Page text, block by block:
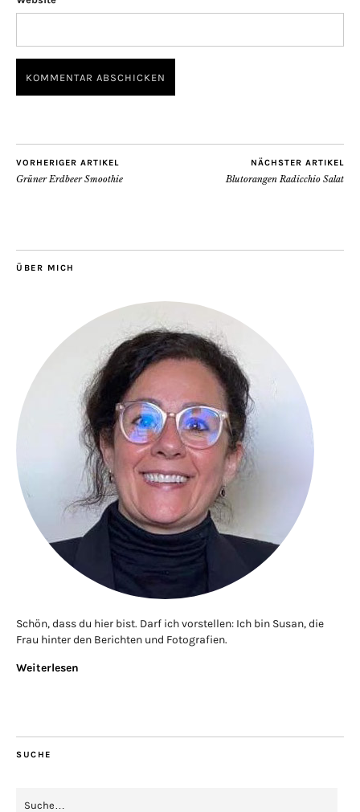
VORHERIGER ARTIKEL
Grüner Erdbeer Smoothie
NÄCHSTER ARTIKEL
Blutorangen Radicchio Salat
ÜBER MICH
Schön, dass du hier bist. Darf ich vorstellen: Ich bin Susan, die
Frau hinter den Berichten und Fotografien.
Weiterlesen
SUCHE